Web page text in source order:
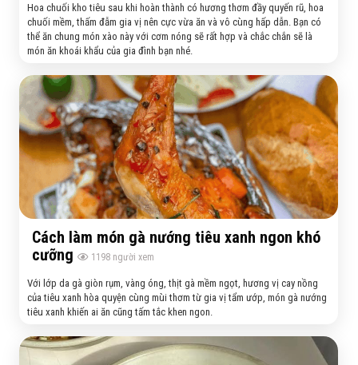
Hoa chuối kho tiêu sau khi hoàn thành có hương thơm đầy quyến rũ, hoa
chuối mềm, thấm đẫm gia vị nên cực vừa ăn và vô cùng hấp dẫn. Bạn có
thể ăn chung món xào này với cơm nóng sẽ rất hợp và chắc chắn sẽ là
món ăn khoái khẩu của gia đình bạn nhé.
Cách làm món gà nướng tiêu xanh ngon khó
cưỡng
1198 người xem
Với lớp da gà giòn rụm, vàng óng, thịt gà mềm ngọt, hương vị cay nồng
của tiêu xanh hòa quyện cùng mùi thơm từ gia vị tẩm ướp, món gà nướng
tiêu xanh khiến ai ăn cũng tấm tắc khen ngon.